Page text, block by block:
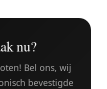
nu?
Bel ons, wij
bevestigde